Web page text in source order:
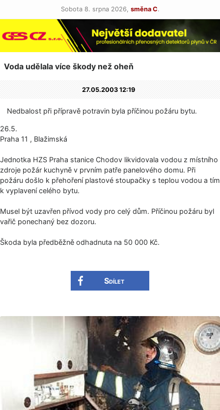
Sobota 8. srpna 2026, směna C.
Voda udělala více škody než oheň
27.05.2003 12:19
Nedbalost při přípravě potravin byla příčinou požáru bytu.
26.5.
Praha 11 , Blažimská
Jednotka HZS Praha stanice Chodov likvidovala vodou z místního
zdroje požár kuchyně v prvním patře panelového domu. Při
požáru došlo k přehoření plastové stoupačky s teplou vodou a tím
k vyplavení celého bytu.
Musel být uzavřen přívod vody pro celý dům. Příčinou požáru byl
vařič ponechaný bez dozoru.
Škoda byla předběžně odhadnuta na 50 000 Kč.
Sdílet